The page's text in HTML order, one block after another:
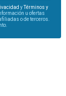
yTérminos y
u ofertas
o de terceros.